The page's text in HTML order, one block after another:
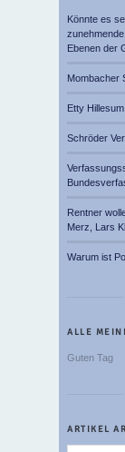
Könnte es
Ebenen der
Mombacher
Etty
Schröder
Rentner
Merz, Lars
Warum ist
ALLE
Guten Tag
ARTIKEL